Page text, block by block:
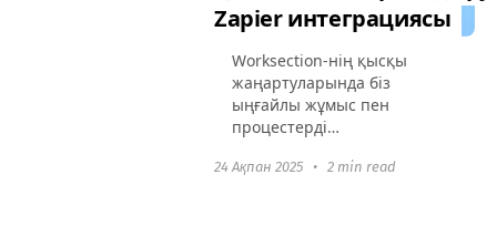
Zapier интеграциясы
Worksection-нің қысқы
жаңартуларында біз
ыңғайлы жұмыс пен
процестерді
да пайдалы мүмкіндіктерді
24 Ақпан 2025 • 2 min read